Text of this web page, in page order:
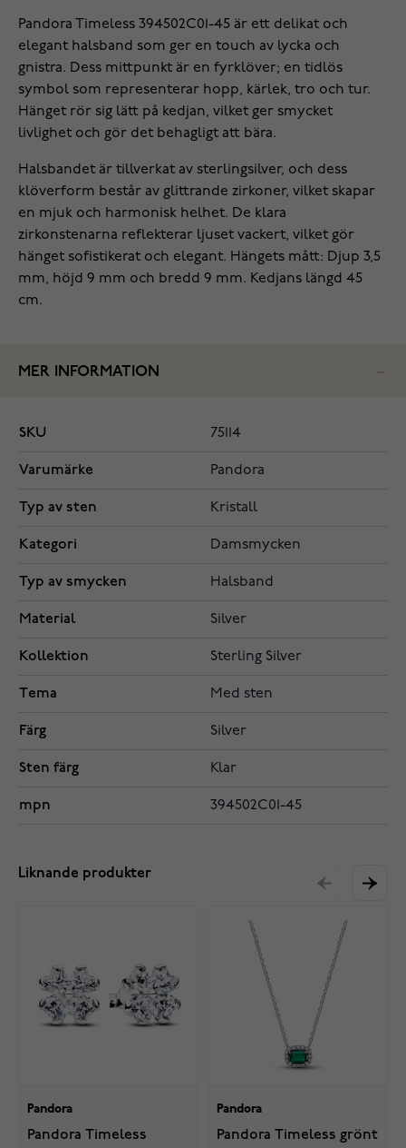
Pandora Timeless 394502C01-45 är ett delikat och
elegant halsband som ger en touch av lycka och
gnistra. Dess mittpunkt är en fyrklöver; en tidlös
symbol som representerar hopp, kärlek, tro och tur.
Hänget rör sig lätt på kedjan, vilket ger smycket
livlighet och gör det behagligt att bära.
Halsbandet är tillverkat av sterlingsilver, och dess
klöverform består av glittrande zirkoner, vilket skapar
en mjuk och harmonisk helhet. De klara
zirkonstenarna reflekterar ljuset vackert, vilket gör
hänget sofistikerat och elegant. Hängets mått: Djup 3,5
mm, höjd 9 mm och bredd 9 mm. Kedjans längd 45
cm.
MER INFORMATION
SKU 75114
Varumärke Pandora
Typ av sten Kristall
Kategori Damsmycken
Typ av smycken Halsband
Material Silver
Kollektion Sterling Silver
Tema Med sten
Färg Silver
Sten färg Klar
mpn 394502C01-45
Liknande produkter
Pandora
Pandora Timeless
Pandora
Pandora Timeless grönt